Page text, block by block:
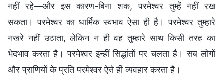
नहीं रहे—और इस कारण-बिना शक, परमेश्वर तुम्हें नहीं रख
सकता। परमेश्वर का धार्मिक स्वभाव ऐसा ही है। परमेश्वर तुम्हारे
नखरे नहीं उठाता, लेकिन न ही वह तुम्हारे साथ किसी तरह का
भेदभाव करता है। परमेश्वर इन्हीं सिद्धांतों पर चलता है। सब लोगों
और प्राणियों के प्रति परमेश्वर ऐसे ही व्यवहार करता है।